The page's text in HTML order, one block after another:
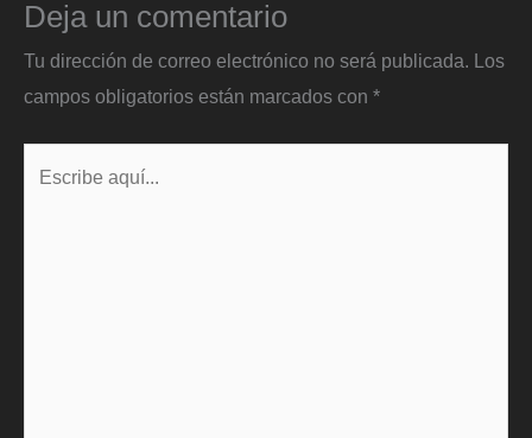
Deja un comentario
Tu dirección de correo electrónico no será publicada. Los
campos obligatorios están marcados con *